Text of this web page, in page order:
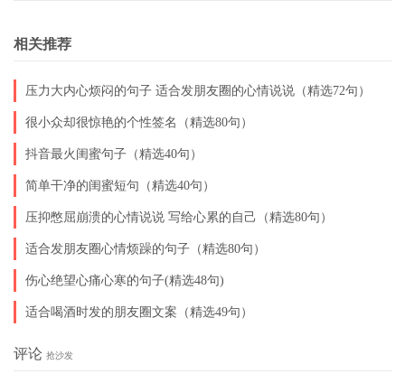
5、优雅的放手所有不属于自己的东西。
6、只要你不怂，生活没有办法撂倒你。
7、把悲伤压在心底，把笑容挂在脸上。
8、当一切，结束了，安静了，过去了。
9、人生有许多个夏天，但只有一次少年。
10、这山川如酒，敬旷世温柔，至死方休。
相关推荐
压力大内心烦闷的句子 适合发朋友圈的心情说说（精选72句）
很小众却很惊艳的个性签名（精选80句）
抖音最火闺蜜句子（精选40句）
简单干净的闺蜜短句（精选40句）
压抑憋屈崩溃的心情说说 写给心累的自己（精选80句）
适合发朋友圈心情烦躁的句子（精选80句）
伤心绝望心痛心寒的句子(精选48句)
适合喝酒时发的朋友圈文案（精选49句）
评论 抢沙发